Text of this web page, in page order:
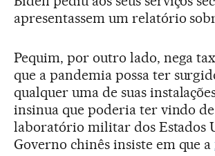
apresentassem um relatório
Pequim, por outro lado, nega
que a pandemia possa ter
qualquer uma de suas
insinua que poderia ter vindo
laboratório militar dos Estados
Governo chinês insiste em que a